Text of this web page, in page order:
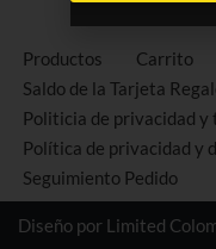
Productos Carrito
Saldo de la Tarjeta
Politicia de privacidad y
Política de privacidad y
Seguimiento Pedido
Diseño por Limited